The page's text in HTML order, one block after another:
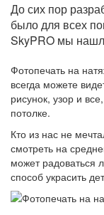
До сих пор
было для всех
SkyPRO мы
Фотопечать на
всегда можете
рисунок, узор и
потолке.
Кто из нас не
смотреть на
может радоваться
способ украсить